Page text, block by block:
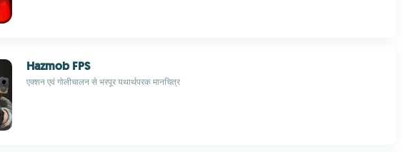
Hazmob FPS
एक्शन एवं गोलीचालन से भरपूर यथार्थपरक मानचित्र